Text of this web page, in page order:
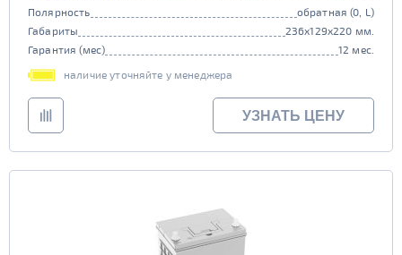
Полярность
обратная (0, L)
Габариты
236x129x220 мм.
Гарантия (мес)
12 мес.
наличие уточняйте у менеджера
УЗНАТЬ ЦЕНУ